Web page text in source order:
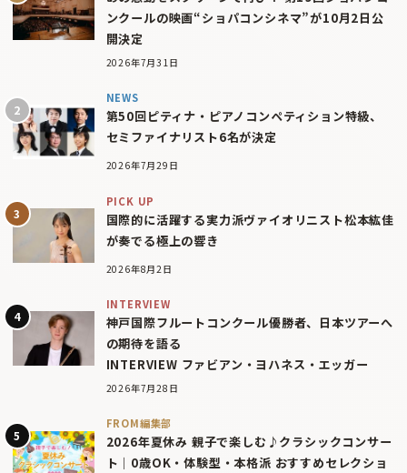
ンクールの映画“ショパコンシネマ”が10月2日公
開決定
2026年7月31日
NEWS
第50回ピティナ・ピアノコンペティション特級、
セミファイナリスト6名が決定
2026年7月29日
PICK UP
国際的に活躍する実力派ヴァイオリニスト松本紘佳
が奏でる極上の響き
2026年8月2日
INTERVIEW
神戸国際フルートコンクール優勝者、日本ツアーへ
の期待を語る
INTERVIEW ファビアン・ヨハネス・エッガー
2026年7月28日
FROM編集部
2026年夏休み 親子で楽しむ♪クラシックコンサー
ト｜0歳OK・体験型・本格派 おすすめセレクショ